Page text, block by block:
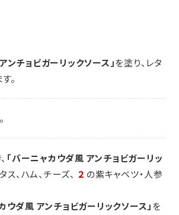
ンチョビガーリックソース」を塗り、レタ
。
「バーニャカウダ風 アンチョビガーリッ
ス、ハム、チーズ、 ２ の紫キャベツ・人参
ウダ風 アンチョビガーリックソース」を